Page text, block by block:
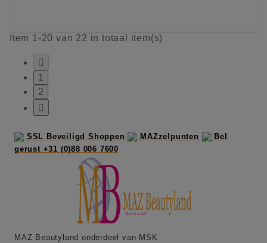
Item 1-20 van 22 in totaal item(s)

1
2

SSL Beveiligd Shoppen MAZzelpunten
Bel
gerust +31 (0)88 006 7600
MAZ Beautyland onderdeel van MSK